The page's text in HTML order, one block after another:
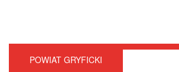
POWIAT GRYFICKI